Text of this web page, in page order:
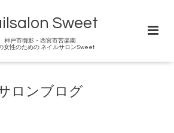
Sweet
神戸市御影・西宮市苦楽園
女性のための ネイルサロンSweet
ロンブログ